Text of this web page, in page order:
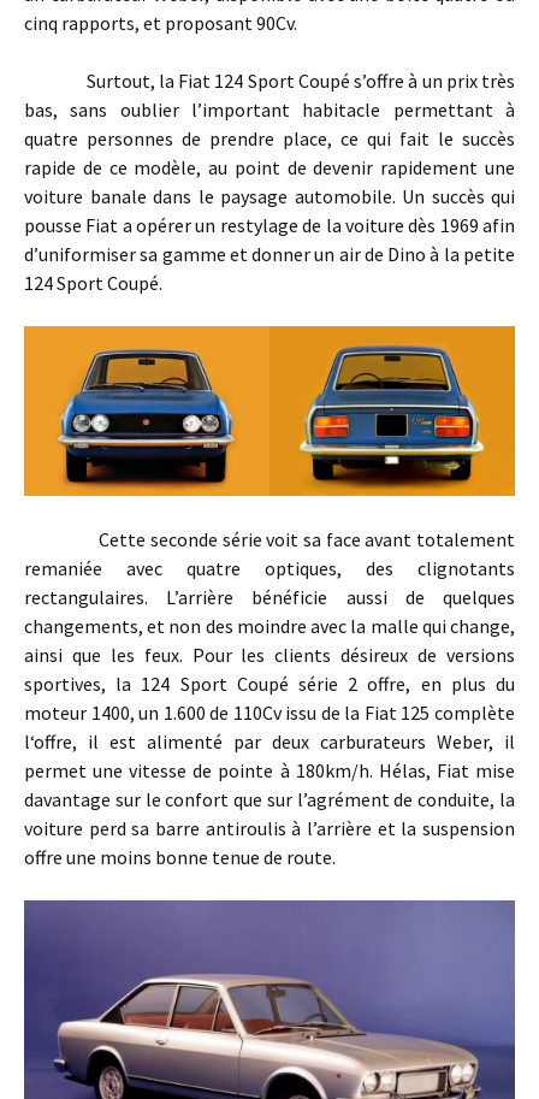
cinq rapports, et proposant 90Cv.
Surtout, la Fiat 124 Sport Coupé s’offre à un prix très
bas, sans oublier l’important habitacle permettant à
quatre personnes de prendre place, ce qui fait le succès
rapide de ce modèle, au point de devenir rapidement une
voiture banale dans le paysage automobile. Un succès qui
pousse Fiat a opérer un restylage de la voiture dès 1969 afin
d’uniformiser sa gamme et donner un air de Dino à la petite
124 Sport Coupé.
Cette seconde série voit sa face avant totalement
remaniée avec quatre optiques, des clignotants
rectangulaires. L’arrière bénéficie aussi de quelques
changements, et non des moindre avec la malle qui change,
ainsi que les feux. Pour les clients désireux de versions
sportives, la 124 Sport Coupé série 2 offre, en plus du
moteur 1400, un 1.600 de 110Cv issu de la Fiat 125 complète
l‘offre, il est alimenté par deux carburateurs Weber, il
permet une vitesse de pointe à 180km/h. Hélas, Fiat mise
davantage sur le confort que sur l’agrément de conduite, la
voiture perd sa barre antiroulis à l’arrière et la suspension
offre une moins bonne tenue de route.